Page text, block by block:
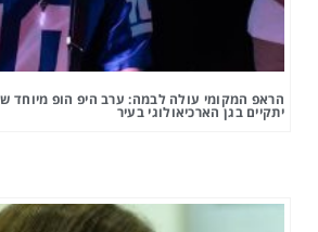
הראפ המקומי עולה לבמה: ערב היפ הופ מיוחד
יתקיים בגן הארכיאולוגי בעיר